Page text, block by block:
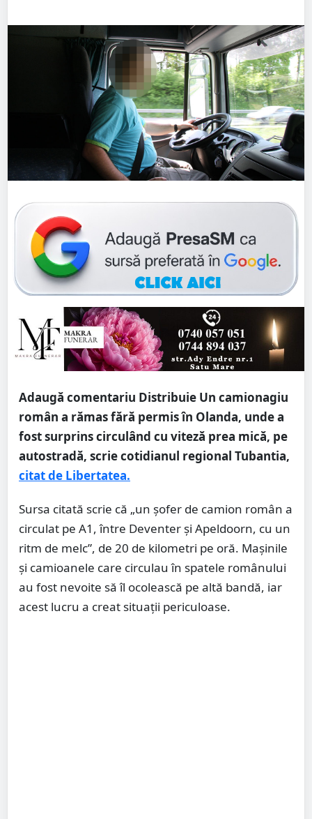
Adaugă comentariu Distribuie Un camionagiu
român a rămas fără permis în Olanda, unde a
fost surprins circulând cu viteză prea mică, pe
autostradă, scrie cotidianul regional Tubantia,
citat de Libertatea.
Sursa citată scrie că „un șofer de camion român a
circulat pe A1, între Deventer și Apeldoorn, cu un
ritm de melc”, de 20 de kilometri pe oră. Mașinile
și camioanele care circulau în spatele românului
au fost nevoite să îl ocolească pe altă bandă, iar
acest lucru a creat situații periculoase.